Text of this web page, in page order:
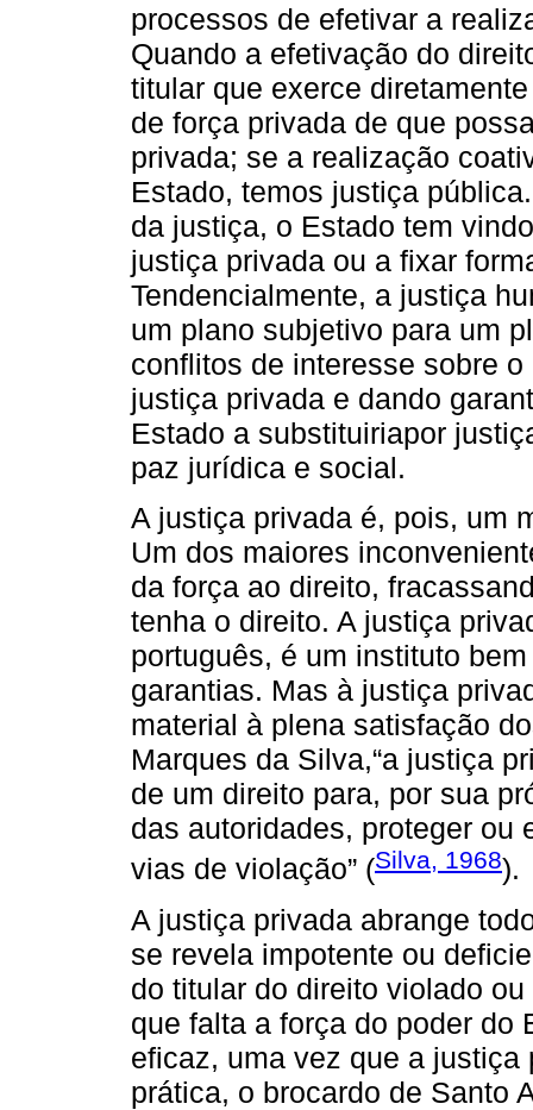
processos de efetivar a
Quando a efetivação do
titular que exerce
de força privada de que
privada; se a realização
Estado, temos justiça
da justiça, o Estado tem
justiça privada ou a fixar
Tendencialmente, a justiça
um plano subjetivo para um
conflitos de interesse sobre
justiça privada e dando
Estado a substituiriapor
paz jurídica e social.
A justiça privada é, pois, um
Um dos maiores
da força ao direito,
tenha o direito. A justiça
português, é um instituto
garantias. Mas à justiça
material à plena satisfação
Marques da Silva,“a justiça
de um direito para, por sua
das autoridades, proteger ou
vias de violação” (Silva, 1968).
A justiça privada abrange
se revela impotente ou
do titular do direito violado
que falta a força do poder do
eficaz, uma vez que a
prática, o brocardo de Santo